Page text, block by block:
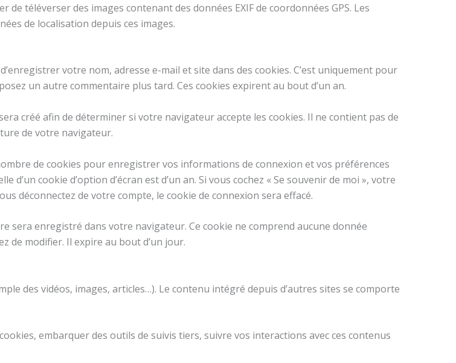
téléverser des images contenant des données EXIF de coordonnées GPS. Les
de localisation depuis ces images.
votre nom, adresse e-mail et site dans des cookies. C’est uniquement pour
un autre commentaire plus tard. Ces cookies expirent au bout d’un an.
créé afin de déterminer si votre navigateur accepte les cookies. Il ne contient pas de
de votre navigateur.
de cookies pour enregistrer vos informations de connexion et vos préférences
d’un cookie d’option d’écran est d’un an. Si vous cochez « Se souvenir de moi », votre
déconnectez de votre compte, le cookie de connexion sera effacé.
enregistré dans votre navigateur. Ce cookie ne comprend aucune donnée
de modifier. Il expire au bout d’un jour.
des vidéos, images, articles…). Le contenu intégré depuis d’autres sites se comporte
embarquer des outils de suivis tiers, suivre vos interactions avec ces contenus